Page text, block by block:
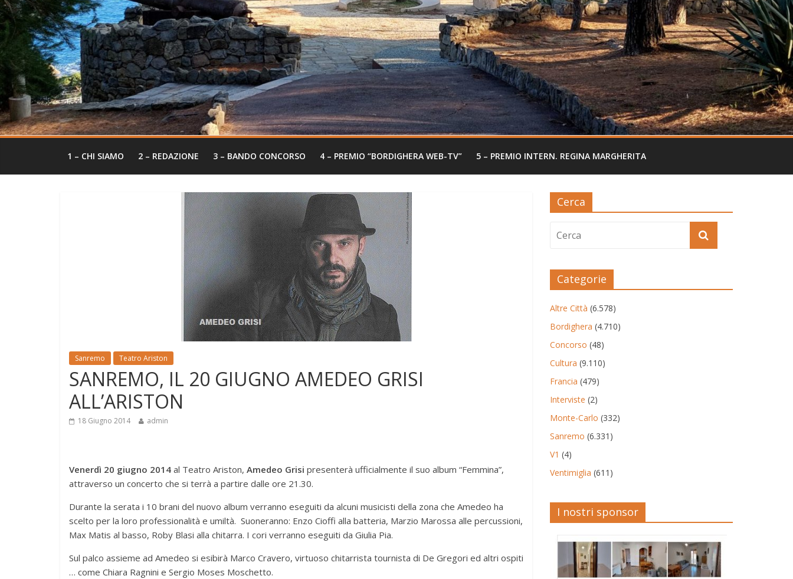
1 – CHI SIAMO 2 – REDAZIONE 3 – BANDO CONCORSO 4 – PREMIO “BORDIGHERA WEB-TV” 5 – PREMIO INTERN. REGINA MARGHERITA
Sanremo Teatro Ariston
SANREMO, IL 20 GIUGNO AMEDEO GRISI
ALL’ARISTON
18 Giugno 2014 admin
Venerdì 20 giugno 2014 al Teatro Ariston, Amedeo Grisi presenterà ufficialmente il suo album “Femmina”,
attraverso un concerto che si terrà a partire dalle ore 21.30.
Durante la serata i 10 brani del nuovo album verranno eseguiti da alcuni musicisti della zona che Amedeo ha
scelto per la loro professionalità e umiltà. Suoneranno: Enzo Cioffi alla batteria, Marzio Marossa alle percussioni,
Max Matis al basso, Roby Blasi alla chitarra. I cori verranno eseguiti da Giulia Pia.
Sul palco assieme ad Amedeo si esibirà Marco Cravero, virtuoso chitarrista tournista di De Gregori ed altri ospiti
… come Chiara Ragnini e Sergio Moses Moschetto.
Cerca
Categorie
Altre Città (6.578)
Bordighera (4.710)
Concorso (48)
Cultura (9.110)
Francia (479)
Interviste (2)
Monte-Carlo (332)
Sanremo (6.331)
V1 (4)
Ventimiglia (611)
I nostri sponsor